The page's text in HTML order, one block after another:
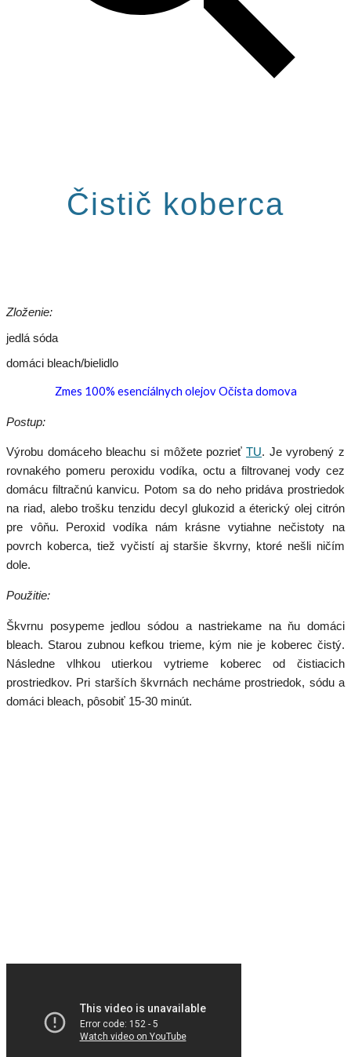
Čistič koberca
Zloženie:
jedlá sóda
domáci bleach/bielidlo
Zmes 100% esenciálnych olejov Očista domova
Postup:
Výrobu domáceho bleachu si môžete pozrieť TU. Je vyrobený z
rovnakého pomeru peroxidu vodíka, octu a filtrovanej vody cez
domácu filtračnú kanvicu. Potom sa do neho pridáva prostriedok
na riad, alebo trošku tenzidu decyl glukozid a éterický olej citrón
pre vôňu. Peroxid vodíka nám krásne vytiahne nečistoty na
povrch koberca, tiež vyčistí aj staršie škvrny, ktoré nešli ničím
dole.
Použitie:
Škvrnu posypeme jedlou sódou a nastriekame na ňu domáci
bleach. Starou zubnou kefkou trieme, kým nie je koberec čistý.
Následne vlhkou utierkou vytrieme koberec od čistiacich
prostriedkov. Pri starších škvrnách necháme prostriedok, sódu a
domáci bleach, pôsobiť 15-30 minút.